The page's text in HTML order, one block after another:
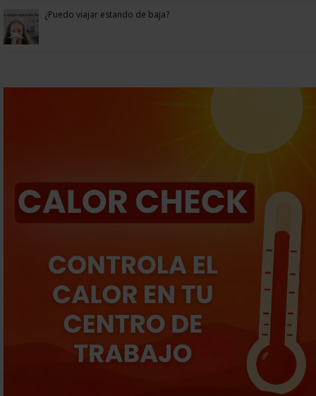
¿Puedo viajar estando de baja?